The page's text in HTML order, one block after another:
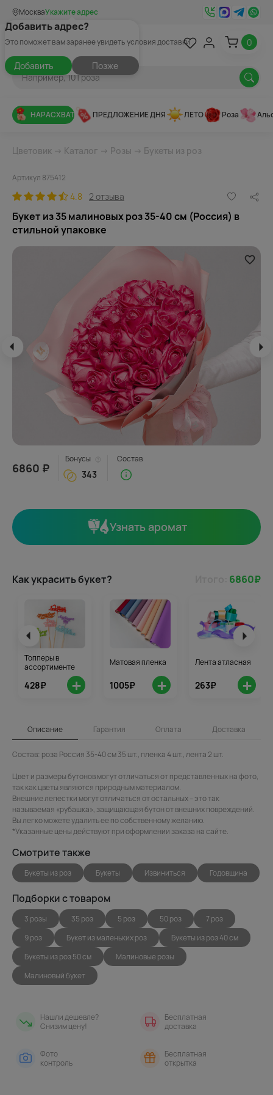
МоскваУкажите адрес
Добавить адрес?
Это поможет вам заранее увидеть условия доставки
Добавить Позже
0
НАРАСХВАТ ПРЕДЛОЖЕНИЕ ДНЯ ЛЕТО Роза
Цветовик → Каталог → Розы → Букеты из роз
Артикул 875412
4.8 2 отзыва
Букет из 35 малиновых роз 35-40 см (Россия) в
стильной упаковке
6860 ₽
Бонусы
343
Состав
Узнать аромат
Как украсить букет? 6860₽
Топперы в
ассортименте
428₽ +
Матовая пленка
1005₽ +
Лента атласная
263₽ +
Описание Гарантия Оплата Доставка
Состав: роза Россия 35-40 см 35 шт., пленка 4 шт., лента 2 шт.
Цвет и размеры бутонов могут отличаться от представленных на фото,
так как цветы являются природным материалом.
Внешние лепестки могут отличаться от остальных – это так
называемая «рубашка», защищающая бутон от внешних повреждений.
Вы легко можете удалить ее по собственному желанию.
*Указанные цены действуют при оформлении заказа на сайте.
Смотрите также
Букеты из роз Букеты Извиниться Годовщина
Подборки с товаром
3 розы 35 роз 5 роз 50 роз
7 роз
9 роз
Букет из маленьких роз
Букеты из роз 40 см
Букеты из роз 50 см
Малиновые розы
Малиновый букет
Нашли дешевле?
Снизим цену!
Бесплатная
доставка
Фото
контроль
Бесплатная
открытка